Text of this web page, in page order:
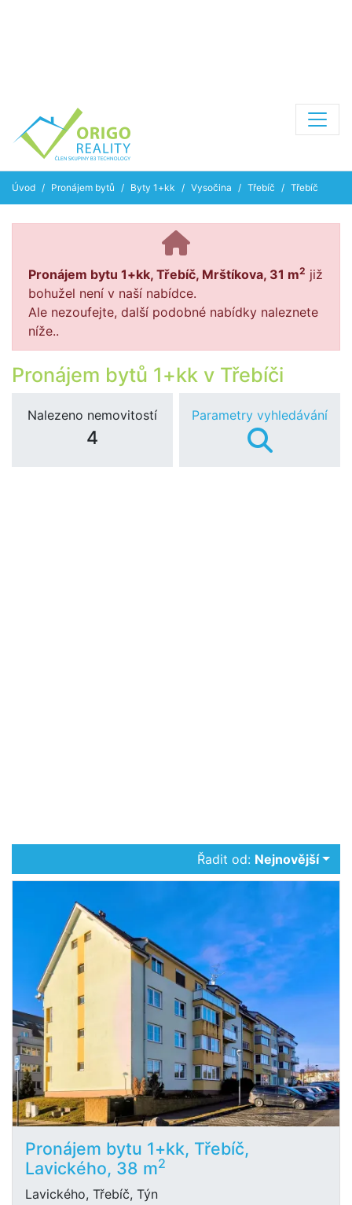
Úvod Pronájem bytů Byty 1+kk Vysočina Třebíč Třebíč
Pronájem bytu 1+kk, Třebíč, Mrštíkova, 31 m2 již
bohužel není v naší nabídce.
Ale nezoufejte, další podobné nabídky naleznete
níže..
Pronájem bytů 1+kk v Třebíči
Nalezeno nemovitostí
4
Parametry vyhledávání
Řadit od: Nejnovější
Pronájem bytu 1+kk, Třebíč,
Lavického, 38 m2
Lavického, Třebíč, Týn